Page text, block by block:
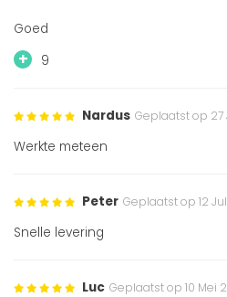
Goed
+ 9
Nardus Geplaatst op 27
Werkte meteen
Peter Geplaatst op 12
Snelle levering
Luc Geplaatst op 10 Mei